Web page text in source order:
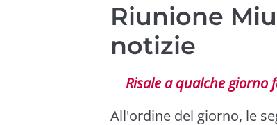
Riunione
notizie
Risale a qualche
All'ordine del giorno, le